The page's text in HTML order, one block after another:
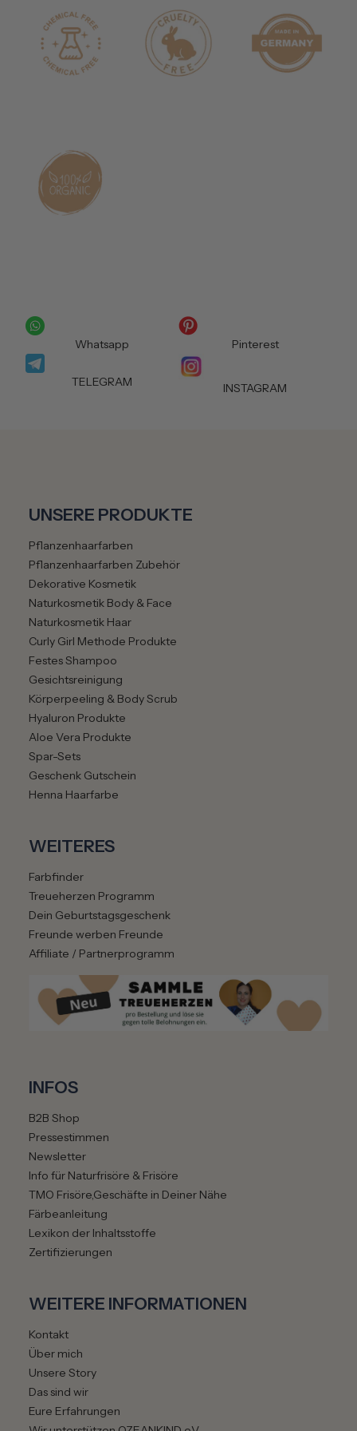
Whatsapp Pinterest
TELEGRAM INSTAGRAM
UNSERE PRODUKTE
Pflanzenhaarfarben
Pflanzenhaarfarben Zubehör
Dekorative Kosmetik
Naturkosmetik Body & Face
Naturkosmetik Haar
Curly Girl Methode Produkte
Festes Shampoo
Gesichtsreinigung
Körperpeeling & Body Scrub
Hyaluron Produkte
Aloe Vera Produkte
Spar-Sets
Geschenk Gutschein
Henna Haarfarbe
WEITERES
Farbfinder
Treueherzen Programm
Dein Geburtstagsgeschenk
Freunde werben Freunde
Affiliate / Partnerprogramm
INFOS
B2B Shop
Pressestimmen
Newsletter
Info für Naturfrisöre & Frisöre
TMO Frisöre,Geschäfte in Deiner Nähe
Färbeanleitung
Lexikon der Inhaltsstoffe
Zertifizierungen
WEITERE INFORMATIONEN
Kontakt
Über mich
Unsere Story
Das sind wir
Eure Erfahrungen